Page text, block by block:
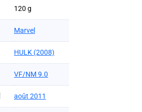
120 g
Marvel
HULK (2008)
VF/NM 9.0
août 2011